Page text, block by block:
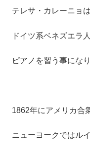
テレサ・カレーニョ
ドイツ系ベネズエラ
ピアノを習う事になり
1862年にアメリカ合
ニューヨークではル